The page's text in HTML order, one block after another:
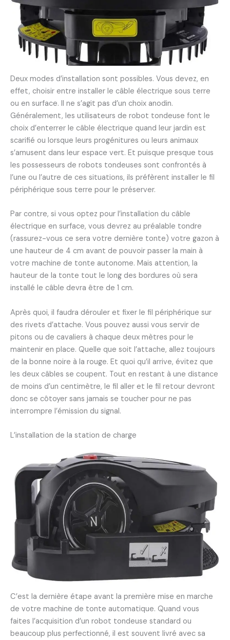
Deux modes d’installation sont possibles. Vous devez, en
effet, choisir entre installer le câble électrique sous terre
ou en surface. Il ne s’agit pas d’un choix anodin.
Généralement, les utilisateurs de robot tondeuse font le
choix d’enterrer le câble électrique quand leur jardin est
scarifié ou lorsque leurs progénitures ou leurs animaux
s’amusent dans leur espace vert. Et puisque presque tous
les possesseurs de robots tondeuses sont confrontés à
l’une ou l’autre de ces situations, ils préfèrent installer le fil
périphérique sous terre pour le préserver.
Par contre, si vous optez pour l’installation du câble
électrique en surface, vous devrez au préalable tondre
(rassurez-vous ce sera votre dernière tonte) votre gazon à
une hauteur de 4 cm avant de pouvoir passer la main à
votre machine de tonte autonome. Mais attention, la
hauteur de la tonte tout le long des bordures où sera
installé le câble devra être de 1 cm.
Après quoi, il faudra dérouler et fixer le fil périphérique sur
des rivets d’attache. Vous pouvez aussi vous servir de
pitons ou de cavaliers à chaque deux mètres pour le
maintenir en place. Quelle que soit l’attache, allez toujours
de la bonne noire à la rouge. Et quoi qu’il arrive, évitez que
les deux câbles se coupent. Tout en restant à une distance
de moins d’un centimètre, le fil aller et le fil retour devront
donc se côtoyer sans jamais se toucher pour ne pas
interrompre l’émission du signal.
L’installation de la station de charge
C’est la dernière étape avant la première mise en marche
de votre machine de tonte automatique. Quand vous
faites l’acquisition d’un robot tondeuse standard ou
beaucoup plus perfectionné, il est souvent livré avec sa